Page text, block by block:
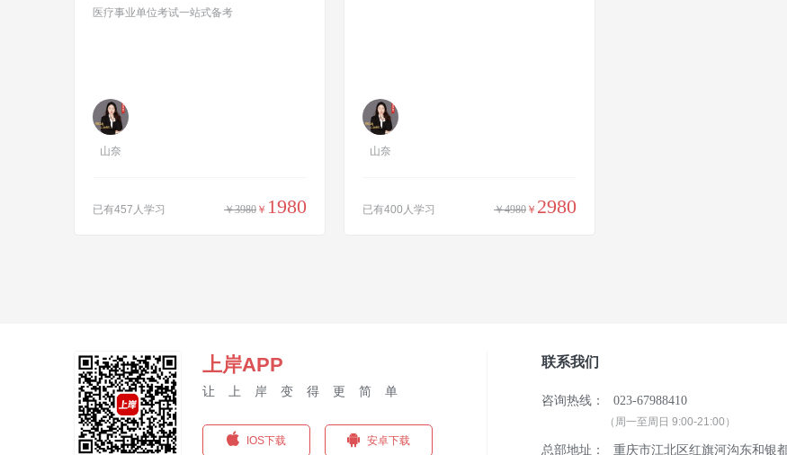
医疗事业单位考试一站式备考
山奈
已有457人学习 ￥3980 ￥ 1980
山奈
已有400人学习 ￥4980 ￥ 2980
上岸APP
让上岸变得更简单
IOS下载 安卓下载
联系我们
咨询热线： 023-67988410
（周一至周日 9:00-21:00）
总部地址： 重庆市江北区红旗河沟东和银